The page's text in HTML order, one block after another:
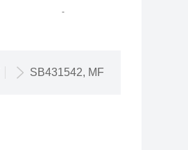
-
SB431542, MF